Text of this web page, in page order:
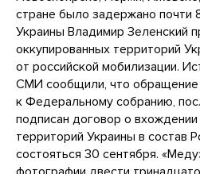
стране было задержано почти
Украины Владимир Зеленский
оккупированных территорий
от российской мобилизации.
СМИ сообщили, что обращение
к Федеральному собранию,
подписан договор о
территорий Украины в состав
состояться 30 сентября.